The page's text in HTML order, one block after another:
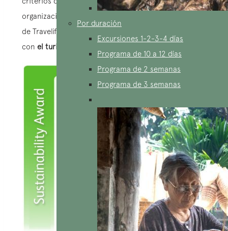
Por duración
Excursiones 1-2-3-4 días
Programa de 10 a 12 días
Programa de 2 semanas
Programa de 3 semanas
organización. En 2020, obtuvo la distinción
de Travelife Partner, que certifica su compromiso
con el turismo responsable.